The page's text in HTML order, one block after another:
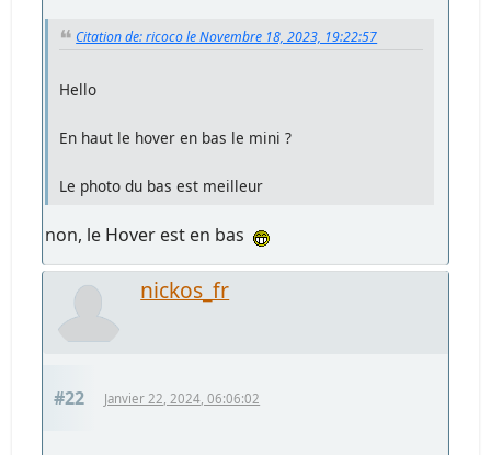
Citation de: ricoco le Novembre 18, 2023, 19:22:57
Hello
En haut le hover en bas le mini ?
Le photo du bas est meilleur
non, le Hover est en bas
nickos_fr
#22 Janvier 22, 2024, 06:06:02